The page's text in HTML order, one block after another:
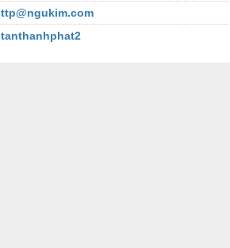
ttp@ngukim.com
tanthanhphat2